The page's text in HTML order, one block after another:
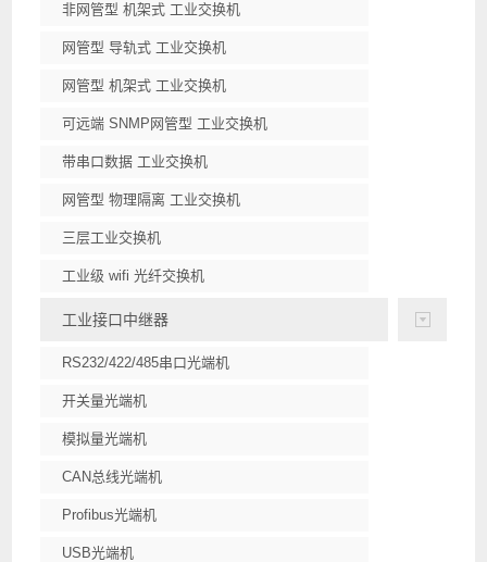
非网管型 机架式 工业交换机
网管型 导轨式 工业交换机
网管型 机架式 工业交换机
可远端 SNMP网管型 工业交换机
带串口数据 工业交换机
网管型 物理隔离 工业交换机
三层工业交换机
工业级 wifi 光纤交换机
工业接口中继器
RS232/422/485串口光端机
开关量光端机
模拟量光端机
CAN总线光端机
Profibus光端机
USB光端机